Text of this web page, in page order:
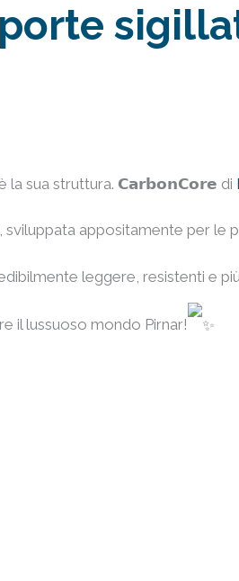
la sua struttura. 𝗖𝗮𝗿𝗯𝗼𝗻𝗖𝗼𝗿𝗲 di
appositamente per le
leggere, resistenti e
il lussuoso mondo Pirnar!